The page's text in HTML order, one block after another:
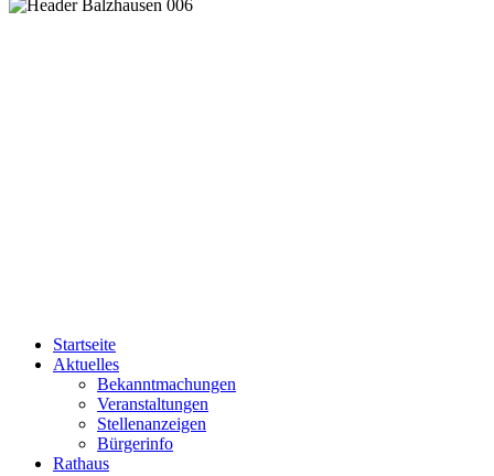
Startseite
Aktuelles
Bekanntmachungen
Veranstaltungen
Stellenanzeigen
Bürgerinfo
Rathaus